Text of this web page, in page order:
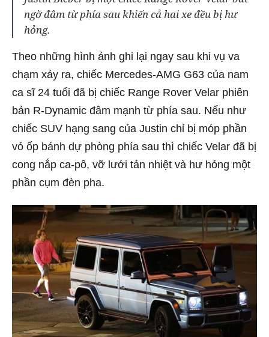
ngờ đâm từ phía sau khiến cả hai xe đều bị hư
hỏng.
Theo những hình ảnh ghi lại ngay sau khi vụ va
chạm xảy ra, chiếc Mercedes-AMG G63 của nam
ca sĩ 24 tuổi đã bị chiếc Range Rover Velar phiên
bản R-Dynamic đâm mạnh từ phía sau. Nếu như
chiếc SUV hạng sang của Justin chỉ bị móp phần
vỏ ốp bánh dự phòng phía sau thì chiếc Velar đã bị
cong nắp ca-pô, vỡ lưới tản nhiệt và hư hỏng một
phần cụm đèn pha.